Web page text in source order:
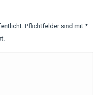
Pflichtfelder sind mit *